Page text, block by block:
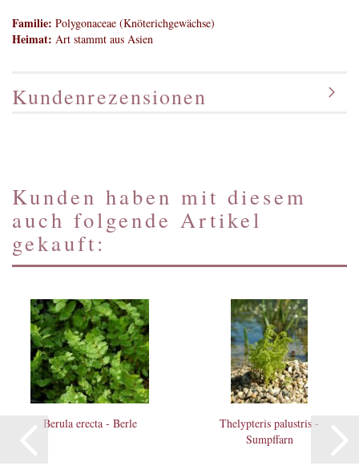
Familie: Polygonaceae (Knöterichgewächse)
Heimat: Art stammt aus Asien
Kundenrezensionen
Kunden haben mit diesem
auch folgende Artikel
gekauft:
Berula erecta - Berle
Thelypteris palustris -
Sumpffarn